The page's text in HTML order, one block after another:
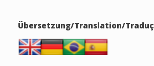
Übersetzung/Translation/